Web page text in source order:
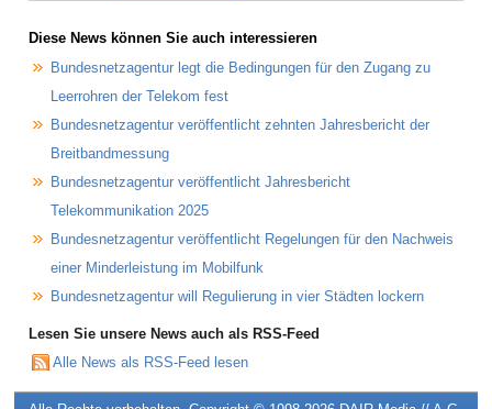
Diese News können Sie auch interessieren
Bundesnetzagentur legt die Bedingungen für den Zugang zu
Leerrohren der Telekom fest
Bundesnetzagentur veröffentlicht zehnten Jahresbericht der
Breitbandmessung
Bundesnetzagentur veröffentlicht Jahresbericht
Telekommunikation 2025
Bundesnetzagentur veröffentlicht Regelungen für den Nachweis
einer Minderleistung im Mobilfunk
Bundesnetzagentur will Regulierung in vier Städten lockern
Lesen Sie unsere News auch als RSS-Feed
Alle News als RSS-Feed lesen